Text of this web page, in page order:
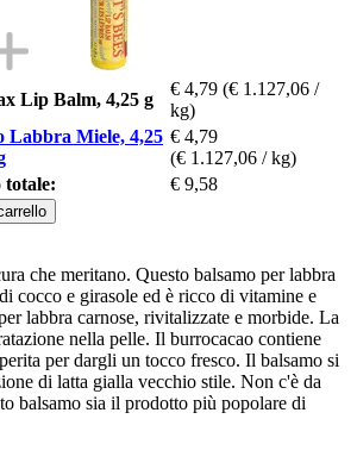
Lip Balm, 4,25 g
€ 4,79 (€ 1.127,06 /
kg)
Labbra Miele, 4,25 € 4,79
(€ 1.127,06 / kg)
totale:
€ 9,58
che meritano. Questo balsamo per labbra
cocco e girasole ed è ricco di vitamine e
labbra carnose, rivitalizzate e morbide. La
nella pelle. Il burrocacao contiene
per dargli un tocco fresco. Il balsamo si
di latta gialla vecchio stile. Non c'è da
balsamo sia il prodotto più popolare di